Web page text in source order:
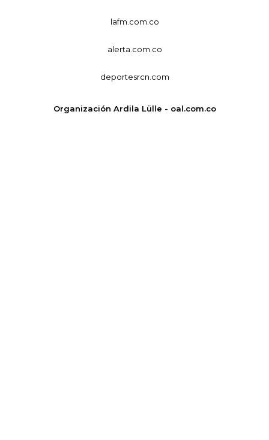
lafm.com.co
alerta.com.co
deportesrcn.com
Organización Ardila Lülle - oal.com.co